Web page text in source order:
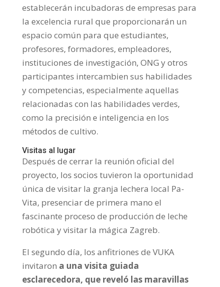
establecerán incubadoras de empresas para
la excelencia rural que proporcionarán un
espacio común para que estudiantes,
profesores, formadores, empleadores,
instituciones de investigación, ONG y otros
participantes intercambien sus habilidades
y competencias, especialmente aquellas
relacionadas con las habilidades verdes,
como la precisión e inteligencia en los
métodos de cultivo.
Visitas al lugar
Después de cerrar la reunión oficial del
proyecto, los socios tuvieron la oportunidad
única de visitar la granja lechera local Pa-
Vita, presenciar de primera mano el
fascinante proceso de producción de leche
robótica y visitar la mágica Zagreb.
El segundo día, los anfitriones de VUKA
invitaron a una visita guiada
esclarecedora, que reveló las maravillas